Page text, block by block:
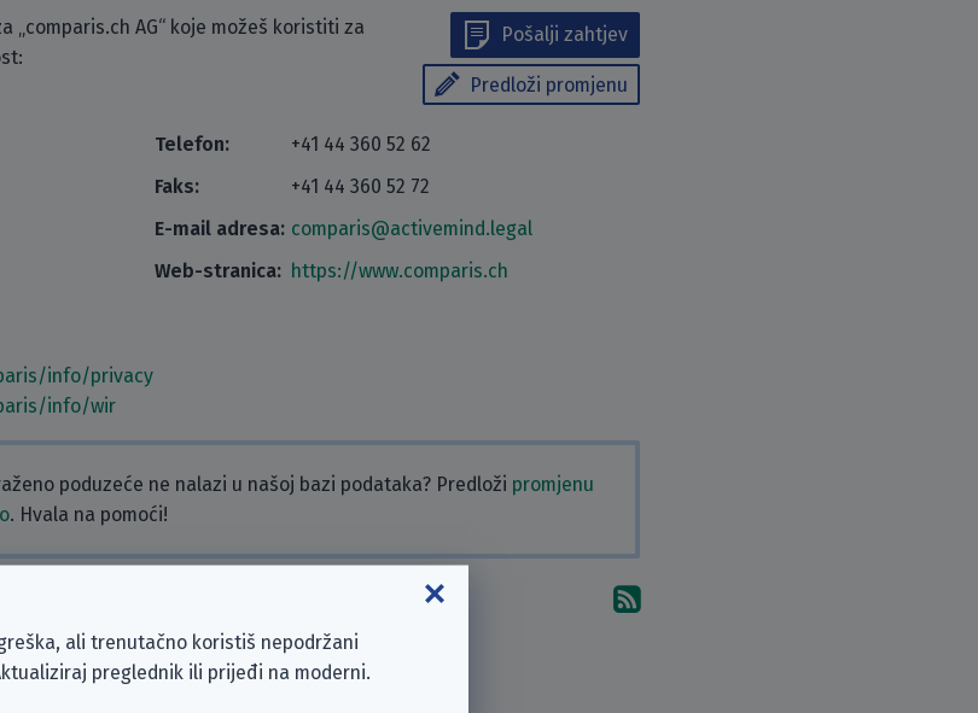
Pošalji zahtjev
Predloži promjenu
„comparis.ch AG“ koje možeš koristiti za
Telefon:
+41 44 360 52 62
Faks:
+41 44 360 52 72
E-mail adresa: comparis@activemind.legal
Web-stranica: https://www.comparis.ch
info/privacy
info/wir
poduzeće ne nalazi u našoj bazi podataka? Predloži promjenu
. Hvala na pomoći!
Pretplati se na komentare
napiši komentar!
ali trenutačno koristiš nepodržani
preglednik ili prijeđi na moderni.